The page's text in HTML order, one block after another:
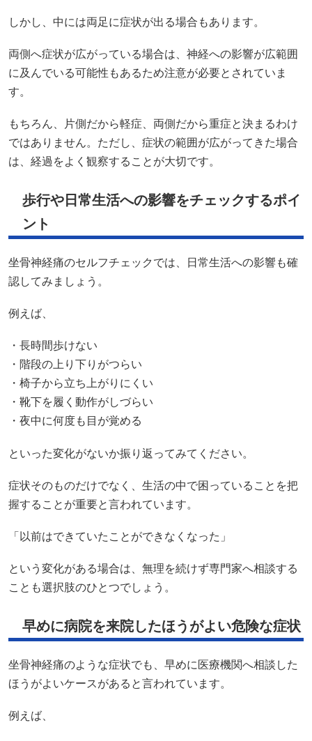
しかし、中には両足に症状が出る場合もあります。
両側へ症状が広がっている場合は、神経への影響が広範囲
に及んでいる可能性もあるため注意が必要とされていま
す。
もちろん、片側だから軽症、両側だから重症と決まるわけ
ではありません。ただし、症状の範囲が広がってきた場合
は、経過をよく観察することが大切です。
歩行や日常生活への影響をチェックするポイ
ント
坐骨神経痛のセルフチェックでは、日常生活への影響も確
認してみましょう。
例えば、
・長時間歩けない
・階段の上り下りがつらい
・椅子から立ち上がりにくい
・靴下を履く動作がしづらい
・夜中に何度も目が覚める
といった変化がないか振り返ってみてください。
症状そのものだけでなく、生活の中で困っていることを把
握することが重要と言われています。
「以前はできていたことができなくなった」
という変化がある場合は、無理を続けず専門家へ相談する
ことも選択肢のひとつでしょう。
早めに病院を来院したほうがよい危険な症状
坐骨神経痛のような症状でも、早めに医療機関へ相談した
ほうがよいケースがあると言われています。
例えば、